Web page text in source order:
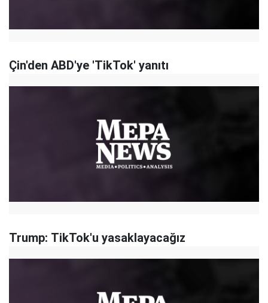
Çin'den ABD'ye 'TikTok' yanıtı
Trump: TikTok'u yasaklayacağız